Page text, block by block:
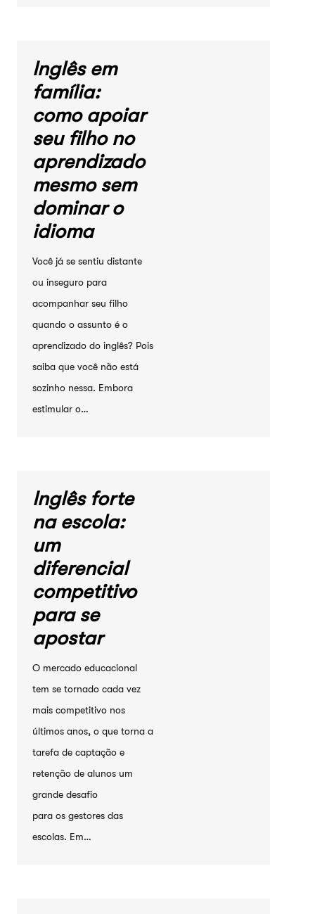
Inglês em
família:
como apoiar
seu filho no
aprendizado
mesmo sem
dominar o
idioma
Você já se sentiu distante
ou inseguro para
acompanhar seu filho
quando o assunto é o
aprendizado do inglês? Pois
saiba que você não está
sozinho nessa. Embora
estimular o…
Inglês forte
na escola:
um
diferencial
competitivo
para se
apostar
O mercado educacional
tem se tornado cada vez
mais competitivo nos
últimos anos, o que torna a
tarefa de captação e
retenção de alunos um
grande desafio
para os gestores das
escolas. Em…